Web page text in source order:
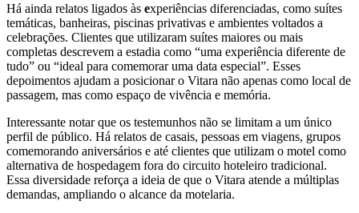
Há ainda relatos ligados às experiências diferenciadas, como suítes
temáticas, banheiras, piscinas privativas e ambientes voltados a
celebrações. Clientes que utilizaram suítes maiores ou mais
completas descrevem a estadia como “uma experiência diferente de
tudo” ou “ideal para comemorar uma data especial”. Esses
depoimentos ajudam a posicionar o Vitara não apenas como local de
passagem, mas como espaço de vivência e memória.
Interessante notar que os testemunhos não se limitam a um único
perfil de público. Há relatos de casais, pessoas em viagens, grupos
comemorando aniversários e até clientes que utilizam o motel como
alternativa de hospedagem fora do circuito hoteleiro tradicional.
Essa diversidade reforça a ideia de que o Vitara atende a múltiplas
demandas, ampliando o alcance da motelaria.